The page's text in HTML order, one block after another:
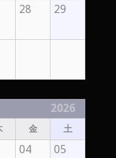
28 29
2026
金 土
04 05